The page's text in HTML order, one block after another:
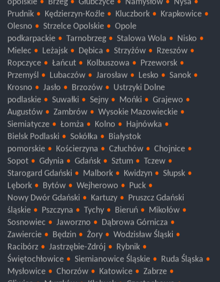
opolskie
Brzeg Głubczyce Namysłów
Nysa
Prudnik
Kędzierzyn-Koźle Kluczbork
Krapkowice
Olesno
Strzelce Opolskie
Opole
podkarpackie
Tarnobrzeg Stalowa Wola
Nisko
Mielec
Leżajsk Dębica Strzyżów
Rzeszów
Ropczyce
Łańcut Kolbuszowa
Przeworsk
Przemyśl
Lubaczów Jarosław Lesko
Sanok
Krosno
Jasło Brzozów
Ustrzyki Dolne
podlaskie
Suwałki Sejny Mońki
Grajewo
Augustów
Zambrów
Wysokie Mazowieckie
Siemiatycze
Łomża Kolno
Hajnówka
Bielsk Podlaski
Sokółka
Białystok
pomorskie
Kościerzyna Człuchów
Chojnice
Sopot
Gdynia Gdańsk Sztum
Tczew
Starogard Gdański
Malbork Kwidzyn
Słupsk
Lębork
Bytów Wejherowo
Puck
Nowy Dwór Gdański
Kartuzy
Pruszcz Gdański
śląskie
Pszczyna Tychy Bieruń
Mikołów
Sosnowiec
Jaworzno
Dąbrowa Górnicza
Zawiercie
Będzin Żory
Wodzisław Śląski
Racibórz
Jastrzębie-Zdrój
Rybnik
Świętochłowice
Siemianowice Śląskie
Ruda Śląska
Mysłowice
Chorzów Katowice
Zabrze